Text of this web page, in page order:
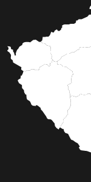
pod pohrůžkou
výpovědi v jiné
se přitom
vězení, druhý
Celý článek